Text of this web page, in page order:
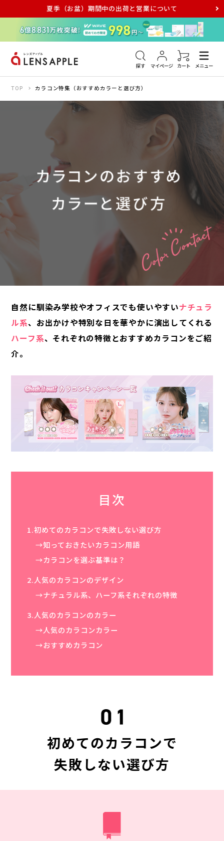
夏季（お盆）期間中の出荷と営業について
探す マイページ カート メニュー
アキュビュー メダリスト メガネ
TOP カラコン特集（おすすめカラーと選び方）
自然に馴染み学校やオフィスでも使いやすいナチュラ
ル系、お出かけや特別な日を華やかに演出してくれる
ハーフ系、それぞれの特徴とおすすめカラコンをご紹
介。
目次
1.初めてのカラコンで失敗しない選び方
→知っておきたいカラコン用語
→カラコンを選ぶ基準は？
2.人気のカラコンのデザイン
→ナチュラル系、ハーフ系それぞれの特徴
3.人気のカラコンのカラー
→人気のカラコンカラー
→おすすめカラコン
初めてのカラコンで
失敗しない選び方